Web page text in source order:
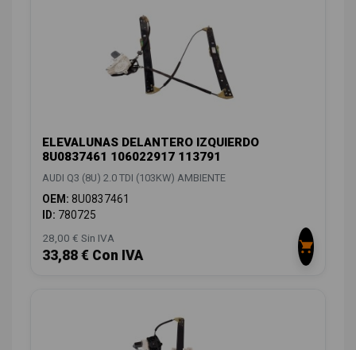
ELEVALUNAS DELANTERO IZQUIERDO
8U0837461 106022917 113791
AUDI Q3 (8U) 2.0 TDI (103KW) AMBIENTE
OEM: 8U0837461
ID: 780725
28,00 € Sin IVA
33,88 € Con IVA